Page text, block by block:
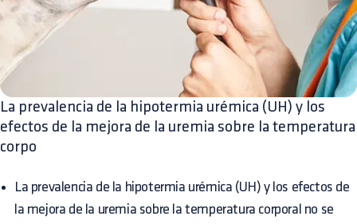
La prevalencia de la hipotermia urémica (UH) y los
efectos de la mejora de la uremia sobre la temperatura
corpo
La prevalencia de la hipotermia urémica (UH) y los efectos de
la mejora de la uremia sobre la temperatura corporal no se